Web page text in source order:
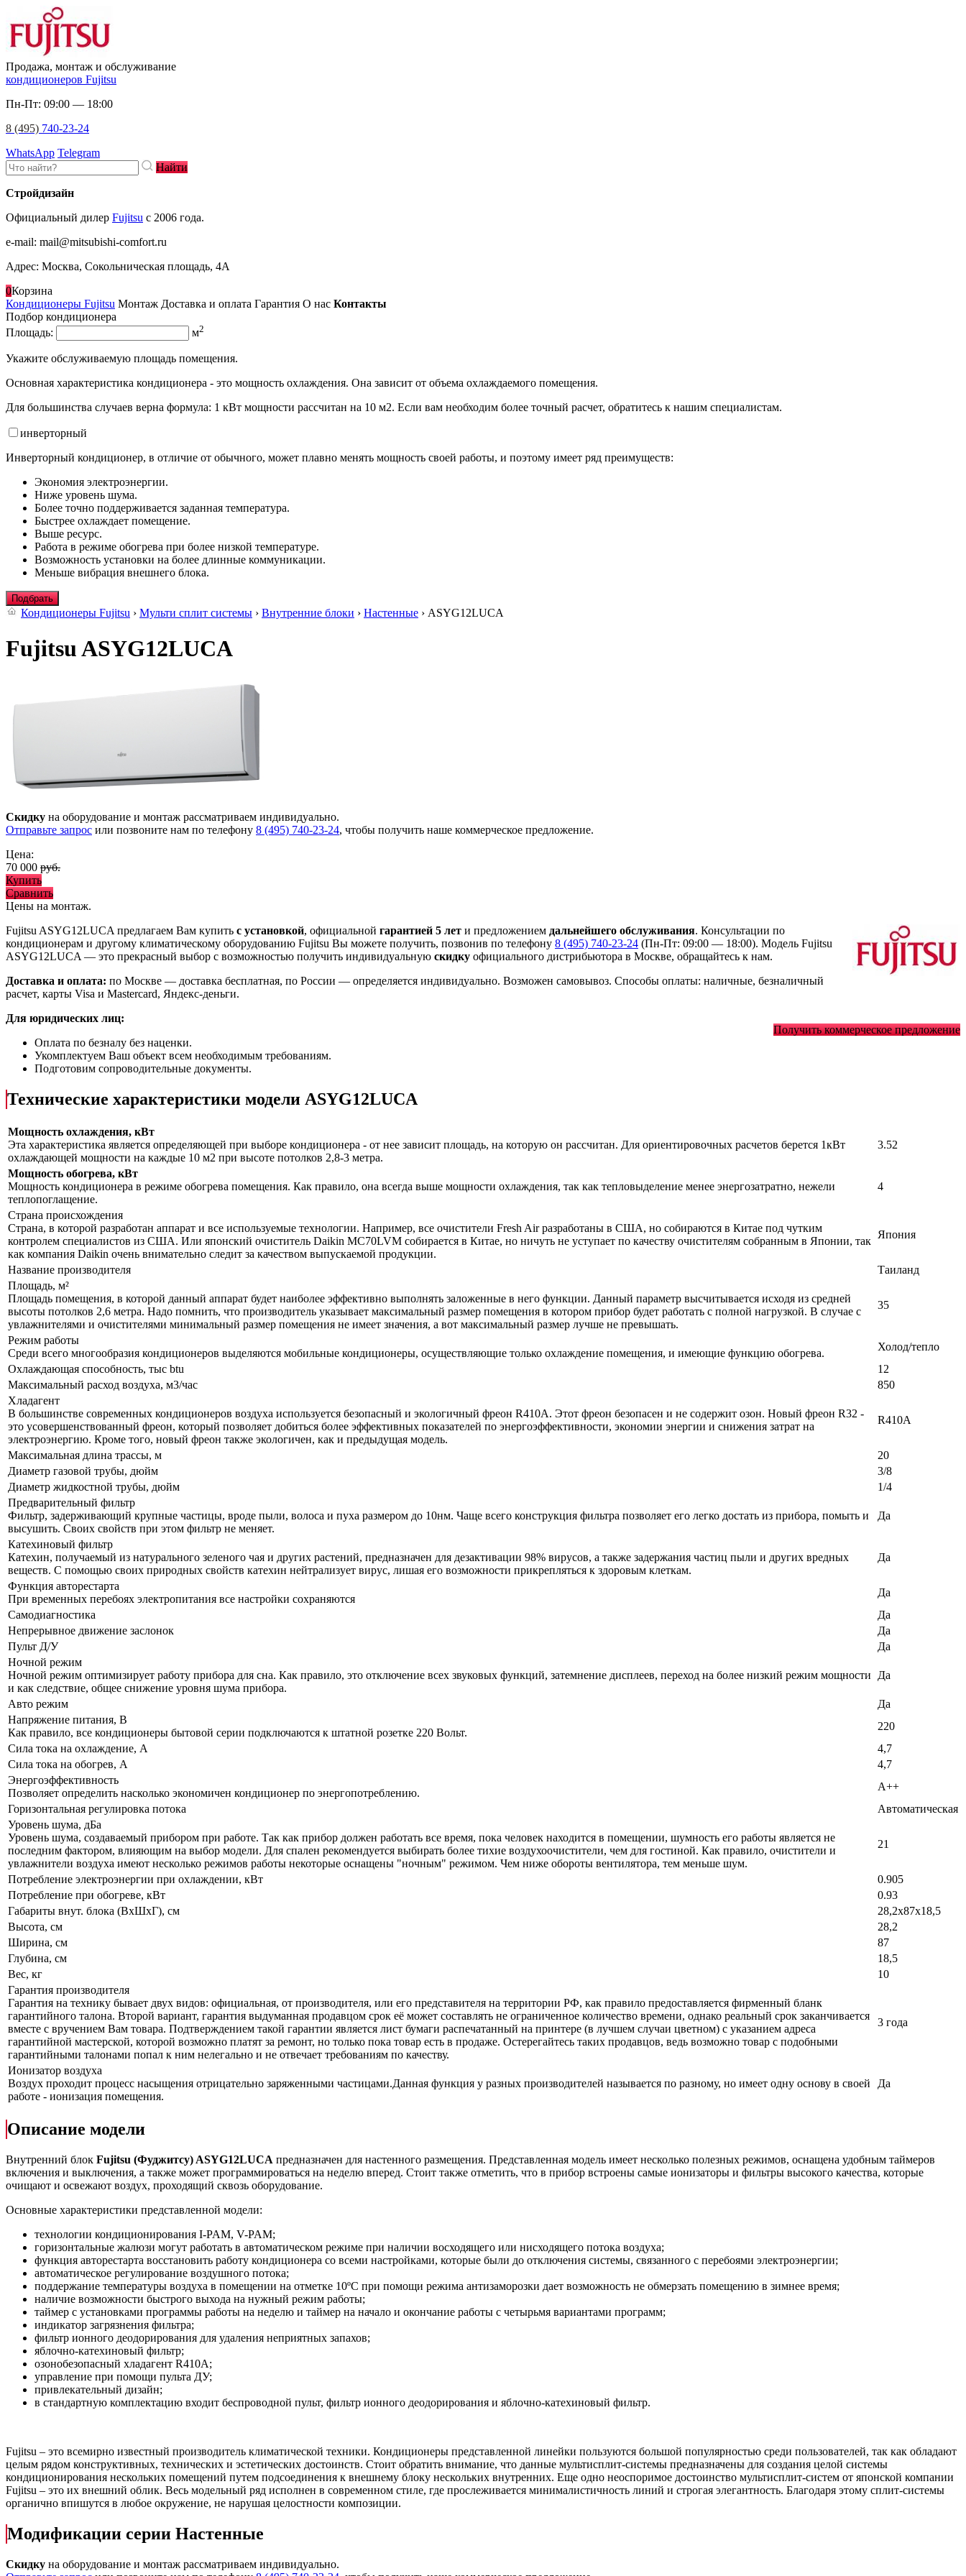
Продажа, монтаж и обслуживание
кондиционеров Fujitsu
Пн-Пт: 09:00 — 18:00
8 (495) 740-23-24
WhatsApp Telegram
Найти
Стройдизайн
Официальный дилер Fujitsu c 2006 года.
e-mail: mail@mitsubishi-comfort.ru
Адрес: Москва, Сокольническая площадь, 4А
0Корзина
Кондиционеры Fujitsu Монтаж Доставка и оплата Гарантия О нас Контакты
Подбор кондиционера
Площадь:
м2
Укажите обслуживаемую площадь помещения.
Основная характеристика кондиционера - это мощность охлаждения. Она зависит от объема охлаждаемого помещения.
Для большинства случаев верна формула: 1 кВт мощности рассчитан на 10 м2. Если вам необходим более точный расчет, обратитесь к нашим специалистам.
инверторный
Инверторный кондиционер, в отличие от обычного, может плавно менять мощность своей работы, и поэтому имеет ряд преимуществ:
Экономия электроэнергии.
Ниже уровень шума.
Более точно поддерживается заданная температура.
Быстрее охлаждает помещение.
Выше ресурс.
Работа в режиме обогрева при более низкой температуре.
Возможность установки на более длинные коммуникации.
Меньше вибрация внешнего блока.
Подбрать
Кондиционеры Fujitsu › Мульти сплит системы › Внутренние блоки › Настенные › ASYG12LUCA
Fujitsu ASYG12LUCA
Скидку на оборудование и монтаж рассматриваем индивидуально.
Отправьте запрос или позвоните нам по телефону 8 (495) 740-23-24, чтобы получить наше коммерческое предложение.
Цена:
70 000 руб.
Купить
Сравнить
Цены на монтаж.
Fujitsu ASYG12LUCA предлагаем Вам купить с установкой, официальной гарантией 5 лет и предложением дальнейшего обслуживания. Консультации по
кондиционерам и другому климатическому оборудованию Fujitsu Вы можете получить, позвонив по телефону 8 (495) 740-23-24 (Пн-Пт: 09:00 — 18:00). Модель Fujitsu
ASYG12LUCA — это прекрасный выбор с возможностью получить индивидуальную скидку официального дистрибьютора в Москве, обращайтесь к нам.
Доставка и оплата: по Москве — доставка бесплатная, по России — определяется индивидуально. Возможен самовывоз. Способы оплаты: наличные, безналичный
расчет, карты Visa и Mastercard, Яндекс-деньги.
Получить коммерческое предложение
Для юридических лиц:
Оплата по безналу без наценки.
Укомплектуем Ваш объект всем необходимым требованиям.
Подготовим сопроводительные документы.
Технические характеристики модели ASYG12LUCA
Мощность охлаждения, кВт
Эта характеристика является определяющей при выборе кондиционера - от нее зависит площадь, на которую он рассчитан. Для ориентировочных расчетов берется 1кВт
охлаждающей мощности на каждые 10 м2 при высоте потолков 2,8-3 метра.
3.52
Мощность обогрева, кВт
Мощность кондиционера в режиме обогрева помещения. Как правило, она всегда выше мощности охлаждения, так как тепловыделение менее энергозатратно, нежели
теплопоглащение.
4
Страна происхождения
Страна, в которой разработан аппарат и все используемые технологии. Например, все очистители Fresh Air разработаны в США, но собираются в Китае под чутким
контролем специалистов из США. Или японский очиститель Daikin MC70LVM собирается в Китае, но ничуть не уступает по качеству очистителям собранным в Японии, так
как компания Daikin очень внимательно следит за качеством выпускаемой продукции.
Япония
Название производителя
Таиланд
Площадь, м²
Площадь помещения, в которой данный аппарат будет наиболее эффективно выполнять заложенные в него функции. Данный параметр высчитывается исходя из средней
высоты потолков 2,6 метра. Надо помнить, что производитель указывает максимальный размер помещения в котором прибор будет работать с полной нагрузкой. В случае с
увлажнителями и очистителями минимальный размер помещения не имеет значения, а вот максимальный размер лучше не превышать.
35
Режим работы
Среди всего многообразия кондиционеров выделяются мобильные кондиционеры, осуществляющие только охлаждение помещения, и имеющие функцию обогрева.
Холод/тепло
Охлаждающая способность, тыс btu
12
Максимальный расход воздуха, м3/час
850
Хладагент
В большинстве современных кондиционеров воздуха используется безопасный и экологичный фреон R410A. Этот фреон безопасен и не содержит озон. Новый фреон R32 -
это усовершенствованный фреон, который позволяет добиться более эффективных показателей по энергоэффективности, экономии энергии и снижения затрат на
электроэнергию. Кроме того, новый фреон также экологичен, как и предыдущая модель.
R410A
Максимальная длина трассы, м
20
Диаметр газовой трубы, дюйм
3/8
Диаметр жидкостной трубы, дюйм
1/4
Предварительный фильтр
Фильтр, задерживающий крупные частицы, вроде пыли, волоса и пуха размером до 10нм. Чаще всего конструкция фильтра позволяет его легко достать из прибора, помыть и
высушить. Своих свойств при этом фильтр не меняет.
Да
Катехиновый фильтр
Катехин, получаемый из натурального зеленого чая и других растений, предназначен для дезактивации 98% вирусов, а также задержания частиц пыли и других вредных
веществ. С помощью своих природных свойств катехин нейтрализует вирус, лишая его возможности прикрепляться к здоровым клеткам.
Да
Функция авторестарта
При временных перебоях электропитания все настройки сохраняются
Да
Самодиагностика
Да
Непрерывное движение заслонок
Да
Пульт Д/У
Да
Ночной режим
Ночной режим оптимизирует работу прибора для сна. Как правило, это отключение всех звуковых функций, затемнение дисплеев, переход на более низкий режим мощности
и как следствие, общее снижение уровня шума прибора.
Да
Авто режим
Да
Напряжение питания, В
Как правило, все кондиционеры бытовой серии подключаются к штатной розетке 220 Вольт.
220
Сила тока на охлаждение, А
4,7
Сила тока на обогрев, А
4,7
Энергоэффективность
Позволяет определить насколько экономичен кондиционер по энергопотреблению.
A++
Горизонтальная регулировка потока
Автоматическая
Уровень шума, дБа
Уровень шума, создаваемый прибором при работе. Так как прибор должен работать все время, пока человек находится в помещении, шумность его работы является не
последним фактором, влияющим на выбор модели. Для спален рекомендуется выбирать более тихие воздухоочистители, чем для гостиной. Как правило, очистители и
увлажнители воздуха имеют несколько режимов работы некоторые оснащены "ночным" режимом. Чем ниже обороты вентилятора, тем меньше шум.
21
Потребление электроэнергии при охлаждении, кВт
0.905
Потребление при обогреве, кВт
0.93
Габариты внут. блока (ВхШхГ), см
28,2х87х18,5
Высота, см
28,2
Ширина, см
87
Глубина, см
18,5
Вес, кг
10
Гарантия производителя
Гарантия на технику бывает двух видов: официальная, от производителя, или его представителя на территории РФ, как правило предоставляется фирменный бланк
гарантийного талона. Второй вариант, гарантия выдуманная продавцом срок её может составлять не ограниченное количество времени, однако реальный срок заканчивается
вместе с вручением Вам товара. Подтверждением такой гарантии является лист бумаги распечатанный на принтере (в лучшем случаи цветном) с указанием адреса
гарантийной мастерской, которой возможно платят за ремонт, но только пока товар есть в продаже. Остерегайтесь таких продавцов, ведь возможно товар с подобными
гарантийными талонами попал к ним нелегально и не отвечает требованиям по качеству.
3 года
Ионизатор воздуха
Воздух проходит процесс насыщения отрицательно заряженными частицами.Данная функция у разных производителей называется по разному, но имеет одну основу в своей
работе - ионизация помещения.
Да
Описание модели
Внутренний блок Fujitsu (Фуджитсу) ASYG12LUCA предназначен для настенного размещения. Представленная модель имеет несколько полезных режимов, оснащена удобным таймеров
включения и выключения, а также может программироваться на неделю вперед. Стоит также отметить, что в прибор встроены самые ионизаторы и фильтры высокого качества, которые
очищают и освежают воздух, проходящий сквозь оборудование.
Основные характеристики представленной модели:
технологии кондиционирования I-PAM, V-PAM;
горизонтальные жалюзи могут работать в автоматическом режиме при наличии восходящего или нисходящего потока воздуха;
функция авторестарта восстановить работу кондиционера со всеми настройками, которые были до отключения системы, связанного с перебоями электроэнергии;
автоматическое регулирование воздушного потока;
поддержание температуры воздуха в помещении на отметке 10ºС при помощи режима антизаморозки дает возможность не обмерзать помещению в зимнее время;
наличие возможности быстрого выхода на нужный режим работы;
таймер с установками программы работы на неделю и таймер на начало и окончание работы с четырьмя вариантами программ;
индикатор загрязнения фильтра;
фильтр ионного деодорирования для удаления неприятных запахов;
яблочно-катехиновый фильтр;
озонобезопасный хладагент R410A;
управление при помощи пульта ДУ;
привлекательный дизайн;
в стандартную комплектацию входит беспроводной пульт, фильтр ионного деодорирования и яблочно-катехиновый фильтр.
Fujitsu – это всемирно известный производитель климатической техники. Кондиционеры представленной линейки пользуются большой популярностью среди пользователей, так как обладают
целым рядом конструктивных, технических и эстетических достоинств. Стоит обратить внимание, что данные мультисплит-системы предназначены для создания целой системы
кондиционирования нескольких помещений путем подсоединения к внешнему блоку нескольких внутренних. Еще одно неоспоримое достоинство мультисплит-систем от японской компании
Fujitsu – это их внешний облик. Весь модельный ряд исполнен в современном стиле, где прослеживается минималистичность линий и строгая элегантность. Благодаря этому сплит-системы
органично впишутся в любое окружение, не нарушая целостности композиции.
Модификации серии Настенные
Скидку на оборудование и монтаж рассматриваем индивидуально.